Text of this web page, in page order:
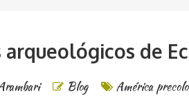
arqueológicos de
Blog América